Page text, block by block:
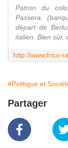
Patron du
Passera,
départ de
italien. Bien sûr,
#Politique et
Partager